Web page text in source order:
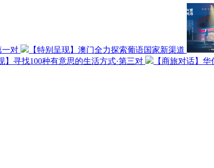
一对 【特别呈现】澳门全力探索葡语国家新渠道
】寻找100种有意思的生活方式·第三对
【商旅对话】